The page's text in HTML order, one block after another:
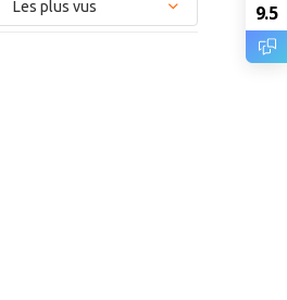
9.5